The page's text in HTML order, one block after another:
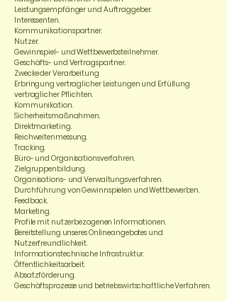
Leistungsempfänger und Auftraggeber.
Interessenten.
Kommunikationspartner.
Nutzer.
Gewinnspiel- und Wettbewerbsteilnehmer.
Geschäfts- und Vertragspartner.
Zwecke der Verarbeitung
Erbringung vertraglicher Leistungen und Erfüllung
vertraglicher Pflichten.
Kommunikation.
Sicherheitsmaßnahmen.
Direktmarketing.
Reichweitenmessung.
Tracking.
Büro- und Organisationsverfahren.
Zielgruppenbildung.
Organisations- und Verwaltungsverfahren.
Durchführung von Gewinnspielen und Wettbewerben.
Feedback.
Marketing.
Profile mit nutzerbezogenen Informationen.
Bereitstellung unseres Onlineangebotes und
Nutzerfreundlichkeit.
Informationstechnische Infrastruktur.
Öffentlichkeitsarbeit.
Absatzförderung.
Geschäftsprozesse und betriebswirtschaftliche Verfahren.